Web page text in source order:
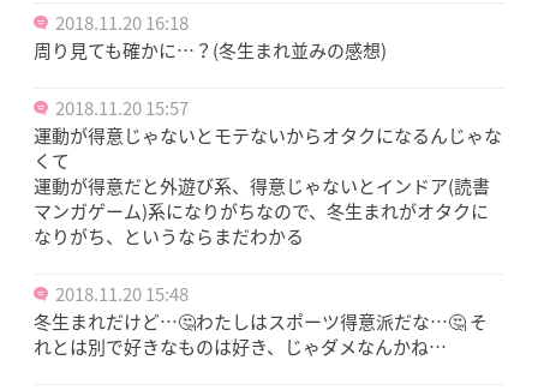
2018.11.20 16:18
周り見ても確かに…？(冬生まれ並みの感想)
2018.11.20 15:57
運動が得意じゃないとモテないからオタクになるんじゃな
くて
運動が得意だと外遊び系、得意じゃないとインドア(読書
マンガゲーム)系になりがちなので、冬生まれがオタクに
なりがち、というならまだわかる
2018.11.20 15:48
冬生まれだけど…🤔わたしはスポーツ得意派だな…🤔 そ
れとは別で好きなものは好き、じゃダメなんかね…